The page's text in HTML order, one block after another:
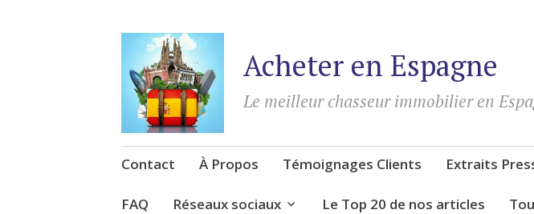
Acheter en Espagne
Le meilleur chasseur immobilier en
Accéder
contenu
Contact À Propos Témoignages Clients Extraits
FAQ Réseaux sociaux Le Top 20 de nos articles